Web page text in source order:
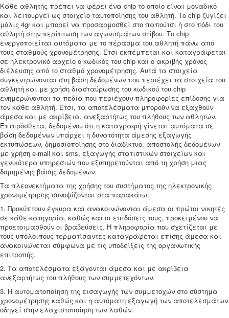
Κάθε αθλητής πρέπει να φέρει ένα chip το οποίο είναι μοναδικό
και λειτουργεί ως στοιχείο ταυτοποίησης του αθλητή. Το chip ζυγίζει
μόλις 4gr και μπορεί να προσαρμοσθεί στο παπούτσι ή στο πόδι του
αθλητή στην περίπτωση των αγωνισμάτων στίβου. Το chip
ενεργοποιείται αυτόματα με το πέρασμα του αθλητή πάνω από
τους σταθμούς χρονομέτρησης. Έτσι εκπέμπεται και καταγράφεται
σε ηλεκτρονικό αρχείο ο κωδικός του chip και ο ακριβής χρόνος
διέλευσης από το σταθμό χρονομέτρησης. Αυτά τα στοιχεία
συγκεντρώνονται στη βάση δεδομένων που περιέχει τα στοιχεία του
αθλητή και με χρήση διασταύρωσης του κωδικού του chip
ενημερώνονται τα πεδία που περιέχουν πληροφορίες επίδοσης για
τον κάθε αθλητή. Έτσι, τα αποτελέσματα μπορούν να εξαχθούν
άμεσα και με ακρίβεια, ανεξαρτήτως του πλήθους των αθλητών.
Επιπρόσθετα, δεδομένου ότι η καταγραφή γίνεται αυτόματα σε
βάση δεδομένων υπάρχει η δυνατότητα άμεσης εξαγωγής
εκτυπώσεων, δημοσιοποίησης στο διαδίκτυο, αποστολής δεδομένων
με χρήση e-mail και sms, εξαγωγής στατιστικών στοιχείων και
γενικότερα υπηρεσιών που εξυπηρετούνται από τη χρήση μιας
δομημένης βάσης δεδομένων.
Τα πλεονεκτήματα της χρήσης του συστήματος της ηλεκτρονικής
χρονομέτρησης συνοψίζονται στα παρακάτω:
1. Προκύπτουν έγκυρα και ανακοινώνονται άμεσα οι πρώτοι νικητές
σε κάθε κατηγορία, καθώς και οι επιδόσεις τους, προκειμένου να
προετοιμασθούν οι βραβεύσεις. Η πληροφορία που σχετίζεται με
τους υπόλοιπους τερματίσαντες καταγράφεται επίσης άμεσα και
ανακοινώνεται σύμφωνα με τις υποδείξεις της οργανωτικής
επιτροπής.
2. Τα αποτελέσματα εξάγονται άμεσα και με ακρίβεια
ανεξαρτήτως του πλήθους των συμμετεχόντων.
3. Η αυτοματοποίηση της εισαγωγής των συμμετοχών στο σύστημα
χρονομέτρησης καθώς και η αυτόματη εξαγωγή των αποτελεσμάτων
οδηγεί στην ελαχιστοποίηση των λαθών.